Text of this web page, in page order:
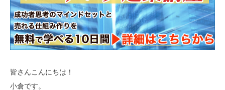
皆さんこんにちは！
小倉です。